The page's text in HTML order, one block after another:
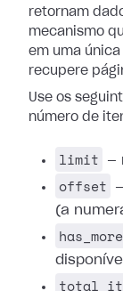
retornam
mecanismo
em uma
recupere
Use os
número de
limit —
offset
(a
has_more
disponível